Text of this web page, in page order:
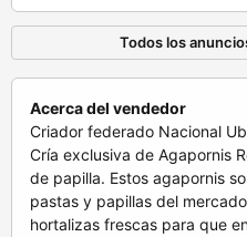
Todos los
Acerca del vendedor
Criador federado Nacional
Cría exclusiva de Agapornis
de papilla. Estos agapornis
pastas y papillas del
hortalizas frescas para que